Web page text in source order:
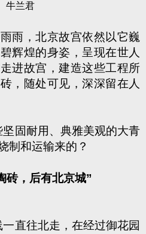
牛兰君
雨，北京故宫依然以它巍
辉煌的身姿，呈现在世人
进故宫，建造这些工程所
，随处可见，深深留在人
坚固耐用、典雅美观的大青
制和运输来的？
砖，后有北京城”
直往北走，在经过御花园